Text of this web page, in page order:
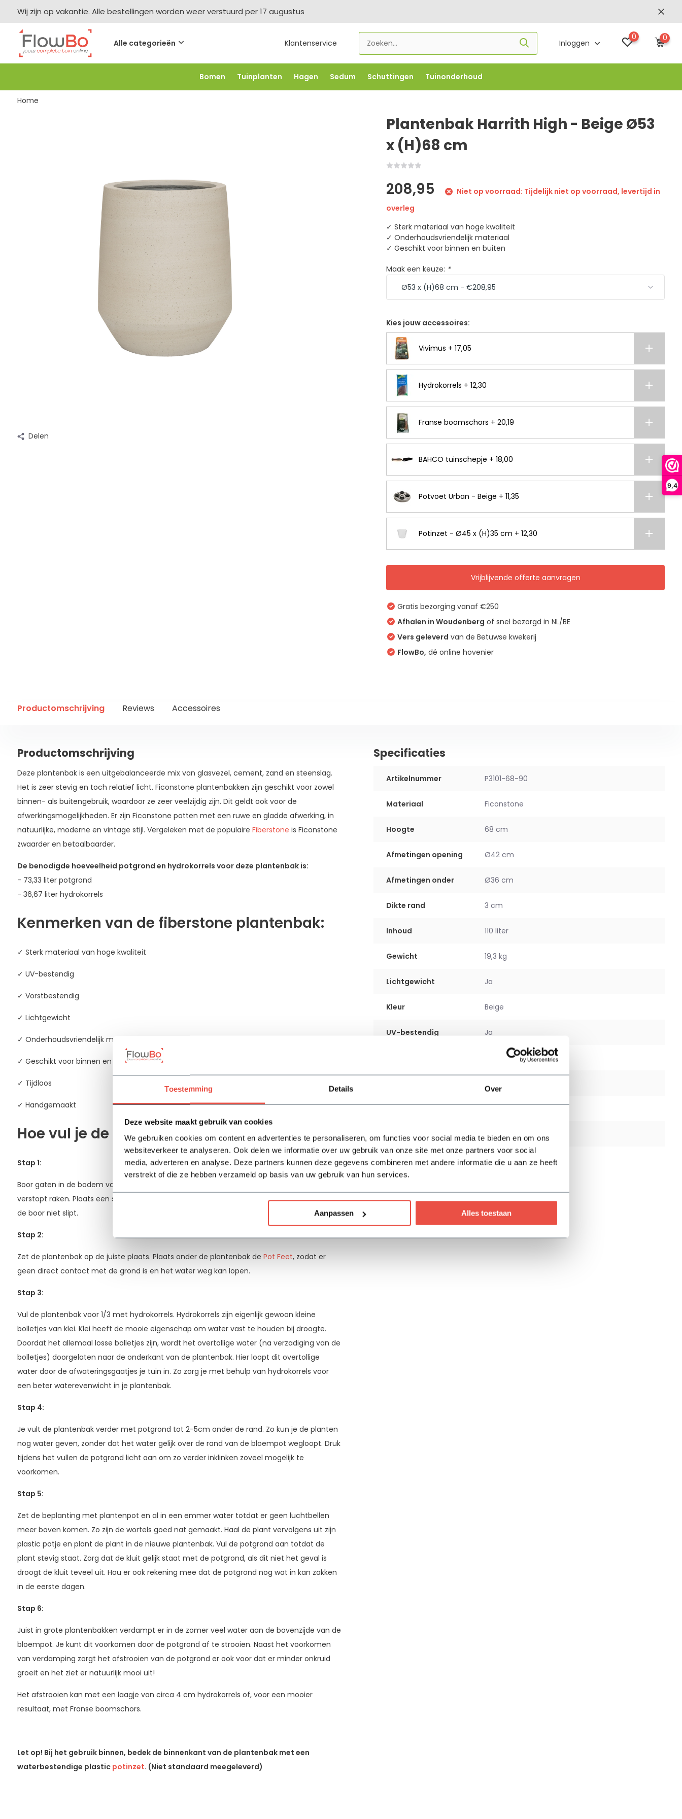
Toestemming Details Over
Deze website maakt gebruik van cookies
We gebruiken cookies om content en advertenties te personaliseren, om functies voor social media te bieden en om ons
websiteverkeer te analyseren. Ook delen we informatie over uw gebruik van onze site met onze partners voor social
media, adverteren en analyse. Deze partners kunnen deze gegevens combineren met andere informatie die u aan ze heeft
verstrekt of die ze hebben verzameld op basis van uw gebruik van hun services.
Aanpassen Alles toestaan
9,4
Wij zijn op vakantie. Alle bestellingen worden weer verstuurd per 17 augustus
Alle categorieën Klantenservice Inloggen
0 0
Bomen Tuinplanten Hagen Sedum Schuttingen Tuinonderhoud
-2,5% vanaf €250 -FLOWBO250 -5% vanaf €500 -FLOWBO500 -7,5% vanaf €1000 -
Home
Delen
Plantenbak Harrith High - Beige Ø53
x (H)68 cm
208,95
Niet op voorraad: Tijdelijk niet op voorraad, levertijd in
overleg
✓ Sterk materiaal van hoge kwaliteit
✓ Onderhoudsvriendelijk materiaal
✓ Geschikt voor binnen en buiten
Maak een keuze: *
Kies jouw accessoires:
Vivimus + 17,05
Hydrokorrels + 12,30
Franse boomschors + 20,19
BAHCO tuinschepje + 18,00
Potvoet Urban - Beige + 11,35
Potinzet - Ø45 x (H)35 cm + 12,30
Vrijblijvende offerte aanvragen
Gratis bezorging vanaf €250
Afhalen in Woudenberg of snel bezorgd in NL/BE
Vers geleverd van de Betuwse kwekerij
FlowBo, dé online hovenier
Productomschrijving Reviews Accessoires
Productomschrijving
Deze plantenbak is een uitgebalanceerde mix van glasvezel, cement, zand en steenslag.
Het is zeer stevig en toch relatief licht. Ficonstone plantenbakken zijn geschikt voor zowel
binnen- als buitengebruik, waardoor ze zeer veelzijdig zijn. Dit geldt ook voor de
afwerkingsmogelijkheden. Er zijn Ficonstone potten met een ruwe en gladde afwerking, in
natuurlijke, moderne en vintage stijl. Vergeleken met de populaire Fiberstone is Ficonstone
zwaarder en betaalbaarder.
De benodigde hoeveelheid potgrond en hydrokorrels voor deze plantenbak is:
- 73,33 liter potgrond
- 36,67 liter hydrokorrels
Kenmerken van de fiberstone plantenbak:
✓ Sterk materiaal van hoge kwaliteit
✓ UV-bestendig
✓ Vorstbestendig
✓ Lichtgewicht
✓ Onderhoudsvriendelijk materiaal
✓ Geschikt voor binnen en buiten
✓ Tijdloos
✓ Handgemaakt
Hoe vul je de plantenbak?
Stap 1:
Boor gaten in de bodem van de plantenbak en bedek dit met gaas, zodat de gaten niet
verstopt raken. Plaats een stukje Duct Tape op de plek waar je de gaten gaat boren, zodat
de boor niet slipt.
Stap 2:
Zet de plantenbak op de juiste plaats. Plaats onder de plantenbak de Pot Feet, zodat er
geen direct contact met de grond is en het water weg kan lopen.
Stap 3:
Vul de plantenbak voor 1/3 met hydrokorrels. Hydrokorrels zijn eigenlijk gewoon kleine
bolletjes van klei. Klei heeft de mooie eigenschap om water vast te houden bij droogte.
Doordat het allemaal losse bolletjes zijn, wordt het overtollige water (na verzadiging van de
bolletjes) doorgelaten naar de onderkant van de plantenbak. Hier loopt dit overtollige
water door de afwateringsgaatjes je tuin in. Zo zorg je met behulp van hydrokorrels voor
een beter waterevenwicht in je plantenbak.
Stap 4:
Je vult de plantenbak verder met potgrond tot 2-5cm onder de rand. Zo kun je de planten
nog water geven, zonder dat het water gelijk over de rand van de bloempot wegloopt. Druk
tijdens het vullen de potgrond licht aan om zo verder inklinken zoveel mogelijk te
voorkomen.
Stap 5:
Zet de beplanting met plantenpot en al in een emmer water totdat er geen luchtbellen
meer boven komen. Zo zijn de wortels goed nat gemaakt. Haal de plant vervolgens uit zijn
plastic potje en plant de plant in de nieuwe plantenbak. Vul de potgrond aan totdat de
plant stevig staat. Zorg dat de kluit gelijk staat met de potgrond, als dit niet het geval is
droogt de kluit teveel uit. Hou er ook rekening mee dat de potgrond nog wat in kan zakken
in de eerste dagen.
Stap 6:
Juist in grote plantenbakken verdampt er in de zomer veel water aan de bovenzijde van de
bloempot. Je kunt dit voorkomen door de potgrond af te strooien. Naast het voorkomen
van verdamping zorgt het afstrooien van de potgrond er ook voor dat er minder onkruid
groeit en het ziet er natuurlijk mooi uit!
Het afstrooien kan met een laagje van circa 4 cm hydrokorrels of, voor een mooier
resultaat, met Franse boomschors.
Let op! Bij het gebruik binnen, bedek de binnenkant van de plantenbak met een
waterbestendige plastic potinzet. (Niet standaard meegeleverd)
Specificaties
Artikelnummer P3101-68-90
Materiaal Ficonstone
Hoogte 68 cm
Afmetingen opening Ø42 cm
Afmetingen onder Ø36 cm
Dikte rand 3 cm
Inhoud 110 liter
Gewicht 19,3 kg
Lichtgewicht Ja
Kleur Beige
UV-bestendig Ja
Binnen en buiten
Dubbele bodem Nee
Garantie 5 jaar